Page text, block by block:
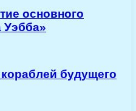
основного
Уэбба»
будущего